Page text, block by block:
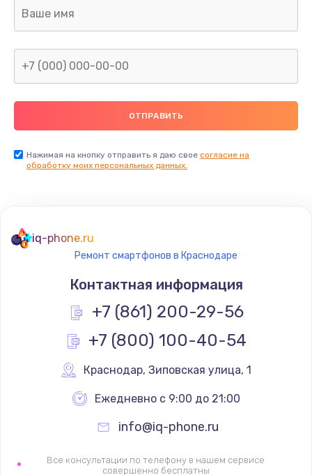
2600 руб.
Замена видеочипа
Ремонт разъема питания
745 руб.
Заказать
Замена видеокарты
1600 руб.
Заказать
Ремонт цепей питания
2500 руб.
Нажимая на кнопку отправить я даю свое согласие на
обработку моих персональных данных.
iq-phone.ru
Ремонт смартфонов в Краснодаре
Контактная информация
+7 (861) 200-29-56
+7 (800) 100-40-54
Краснодар, Зиповская улица, 1
Ежедневно с 9:00 до 21:00
info@iq-phone.ru
Все консультации по телефону в нашем сервисе
совершенно бесплатны